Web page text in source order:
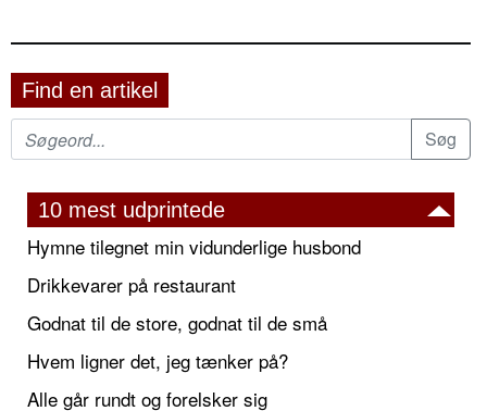
Find en artikel
10 mest udprintede
Hymne tilegnet min vidunderlige husbond
Drikkevarer på restaurant
Godnat til de store, godnat til de små
Hvem ligner det, jeg tænker på?
Alle går rundt og forelsker sig